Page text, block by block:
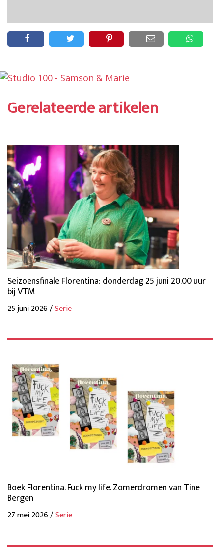
Gerelateerde artikelen
Seizoensfinale Florentina: donderdag 25 juni 20.00 uur
bij VTM
25 juni 2026 /Serie
Boek Florentina. Fuck my life. Zomerdromen van Tine
Bergen
27 mei 2026 /Serie